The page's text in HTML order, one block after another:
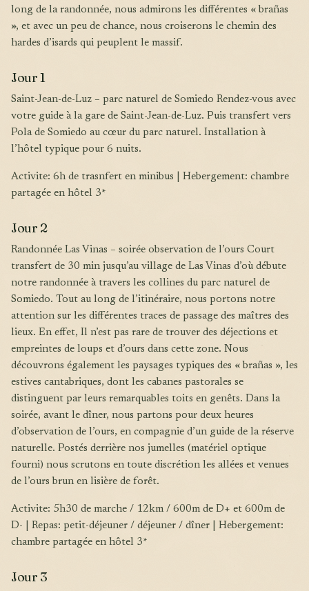
long de la randonnée, nous admirons les différentes « brañas
», et avec un peu de chance, nous croiserons le chemin des
hardes d’isards qui peuplent le massif.
Jour 1
Saint-Jean-de-Luz – parc naturel de Somiedo Rendez-vous avec
votre guide à la gare de Saint-Jean-de-Luz. Puis transfert vers
Pola de Somiedo au cœur du parc naturel. Installation à
l’hôtel typique pour 6 nuits.
Activite: 6h de trasnfert en minibus | Hebergement: chambre
partagée en hôtel 3*
Jour 2
Randonnée Las Vinas – soirée observation de l’ours Court
transfert de 30 min jusqu’au village de Las Vinas d’où débute
notre randonnée à travers les collines du parc naturel de
Somiedo. Tout au long de l’itinéraire, nous portons notre
attention sur les différentes traces de passage des maîtres des
lieux. En effet, Il n’est pas rare de trouver des déjections et
empreintes de loups et d’ours dans cette zone. Nous
découvrons également les paysages typiques des « brañas », les
estives cantabriques, dont les cabanes pastorales se
distinguent par leurs remarquables toits en genêts. Dans la
soirée, avant le dîner, nous partons pour deux heures
d’observation de l’ours, en compagnie d’un guide de la réserve
naturelle. Postés derrière nos jumelles (matériel optique
fourni) nous scrutons en toute discrétion les allées et venues
de l’ours brun en lisière de forêt.
Activite: 5h30 de marche / 12km / 600m de D+ et 600m de
D- | Repas: petit-déjeuner / déjeuner / dîner | Hebergement:
chambre partagée en hôtel 3*
Jour 3